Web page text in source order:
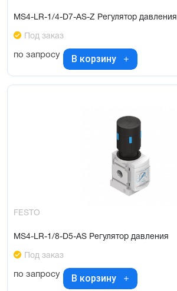
MS4-LR-1/4-D7-AS-Z Регулятор давления
Под заказ
по запросу В корзину
FESTO
MS4-LR-1/8-D5-AS Регулятор давления
Под заказ
по запросу В корзину